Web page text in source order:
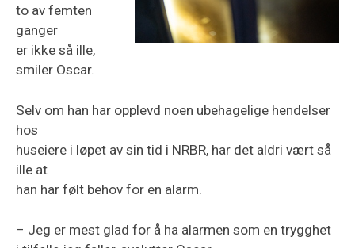
to av femten
ganger
er ikke så ille,
smiler Oscar.
Selv om han har opplevd noen ubehagelige hendelser
hos
huseiere i løpet av sin tid i NRBR, har det aldri vært så
ille at
han har følt behov for en alarm.
– Jeg er mest glad for å ha alarmen som en trygghet